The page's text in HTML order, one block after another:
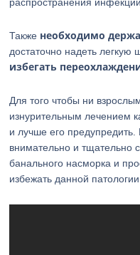
Также необходимо
достаточно надеть легкую
избегать
Для того чтобы ни
изнурительным лечением
и лучше его
внимательно и тщательно
банального насморка и
избежать данной патологии.